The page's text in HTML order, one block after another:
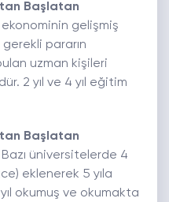
Başlatan
ekonominin gelişmiş
pararın
uzman kişileri
2 yıl ve 4 yıl eğitim
Başlatan
Bazı üniversitelerde 4
eklenerek 5 yıla
okumuş ve okumakta